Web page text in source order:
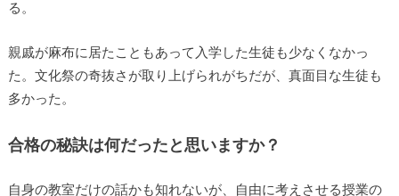
る。
親戚が麻布に居たこともあって入学した生徒も少なくなかっ
た。文化祭の奇抜さが取り上げられがちだが、真面目な生徒も
多かった。
合格の秘訣は何だったと思いますか？
自身の教室だけの話かも知れないが、自由に考えさせる授業の